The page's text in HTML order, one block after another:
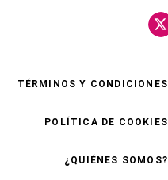
TÉRMINOS Y CONDICIONES
POLÍTICA DE COOKIES
¿QUIÉNES SOMOS?